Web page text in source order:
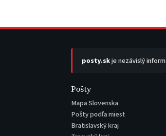
posty.skje nezávislý
Pošty
Mapa Slovenska
Pošty podľa miest
Bratislavský kraj